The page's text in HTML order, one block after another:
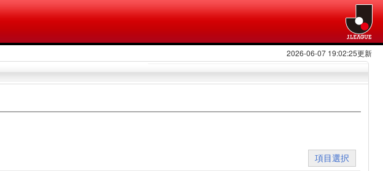
2026-06-07 19:02:25更新
項目選択